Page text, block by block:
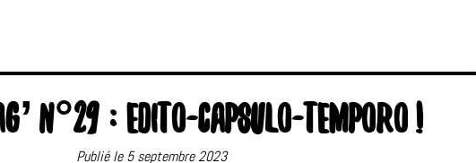
N°29 : EDITO-CAPSULO-TEMPORO !
Publié le 5 septembre 2023